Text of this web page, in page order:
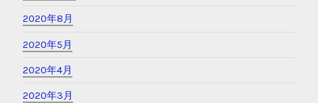
2020年8月
2020年5月
2020年4月
2020年3月